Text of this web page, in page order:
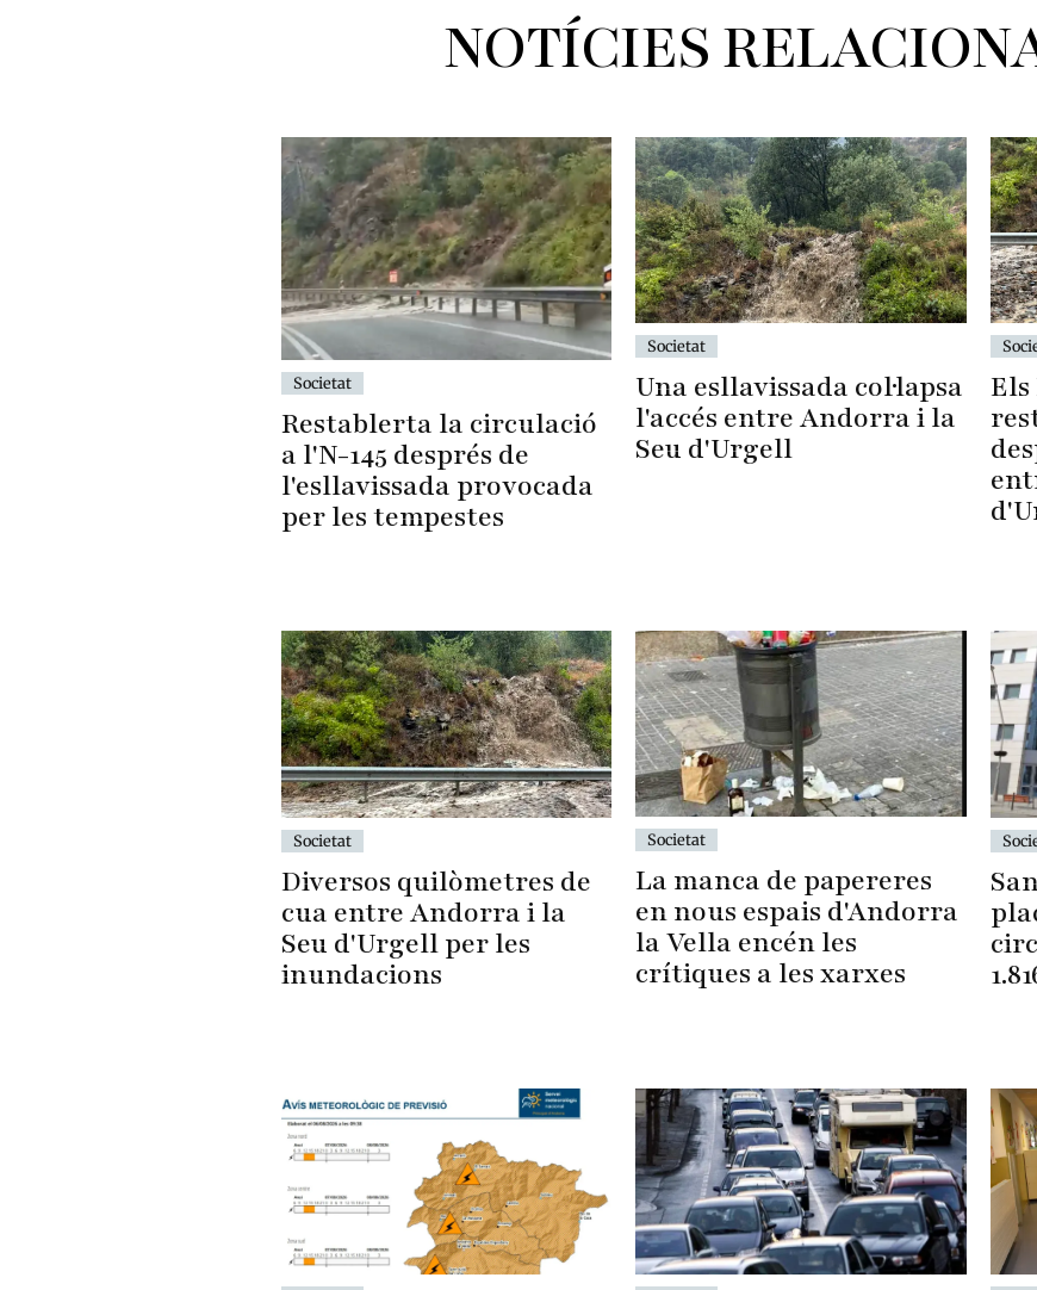
NOTÍCIES
Societat
Restablerta la circulació
a l'N-145 després de
l'esllavissada provocada
per les tempestes
Societat
Una esllavissada col·lapsa
l'accés entre Andorra i la
Seu d'Urgell
Societat
Diversos quilòmetres de
cua entre Andorra i la
Seu d'Urgell per les
inundacions
Societat
La manca de papereres
en nous espais d'Andorra
la Vella encén les
crítiques a les xarxes